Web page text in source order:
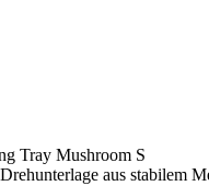
Tray Mushroom S
aus stabilem